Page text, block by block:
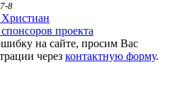
8
проекта
на сайте, просим Вас
через контактную форму.